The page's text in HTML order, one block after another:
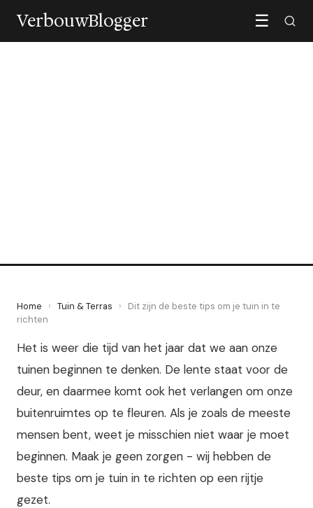
VerbouwBlogger ☰
Home › Tuin & Terras ›
Dit zijn de beste tips om je tuin in te
richten
Het is weer die tijd van het jaar dat we aan onze
tuinen beginnen te denken. De lente staat voor de
deur, en daarmee komt ook het verlangen om onze
buitenruimtes op te fleuren. Als je zoals de meeste
mensen bent, weet je misschien niet waar je moet
beginnen. Maak je geen zorgen - wij hebben de
beste tips om je tuin in te richten op een rijtje
gezet.